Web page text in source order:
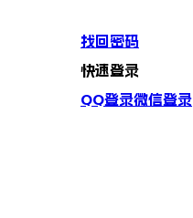
找回密码
快速登录
QQ登录微信登录